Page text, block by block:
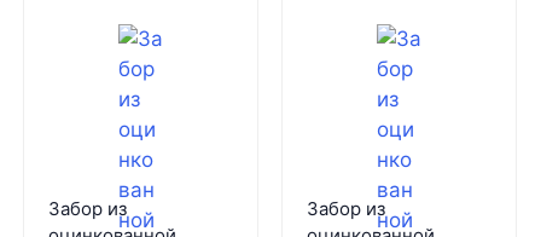
Забор из
Забор из